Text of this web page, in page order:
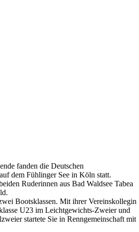
fanden die Deutschen
dem Fühlinger See in Köln statt.
Ruderinnen aus Bad Waldsee Tabea
Bootsklassen. Mit ihrer Vereinskollegin
U23 im Leichtgewichts-Zweier und
startete Sie in Renngemeinschaft mit